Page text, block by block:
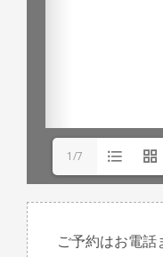
1/7
ご予約はお電話